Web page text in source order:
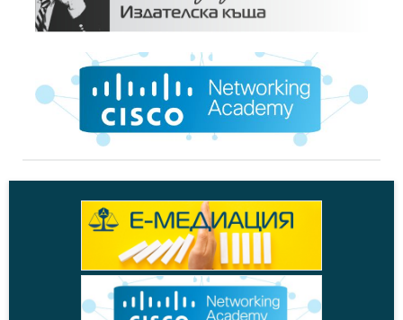
Ясен Танев за изискваните актуализации на...
Новини, 22.10.2018
Новите изисквания към касовите апарати –...
+
Новини, 05.10.2018
Ще се наложи подмяна на софтуера на фискалните...
+
Новини, 27.08.2018
Ст. Попдончев: Част от изискванията в...
Новини, 21.08.2018
Станислав Попдончев: Новите правила за...